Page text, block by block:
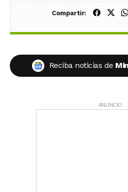
Compartir:
Reciba noticias de
ANUNCIO